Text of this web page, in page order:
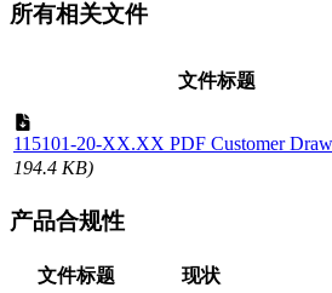
所有相关文件
文件标题
115101-20-XX.XX PDF Customer
194.4 KB)
产品合规性
文件标题 现状